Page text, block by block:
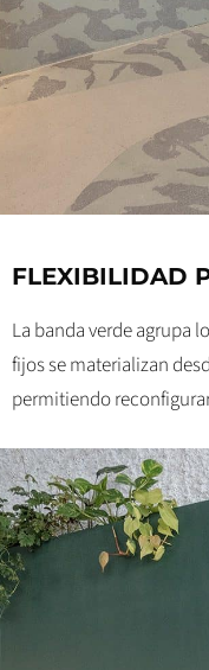
FLEXIBILIDAD
La banda verde agrupa
fijos se materializan
permitiendo